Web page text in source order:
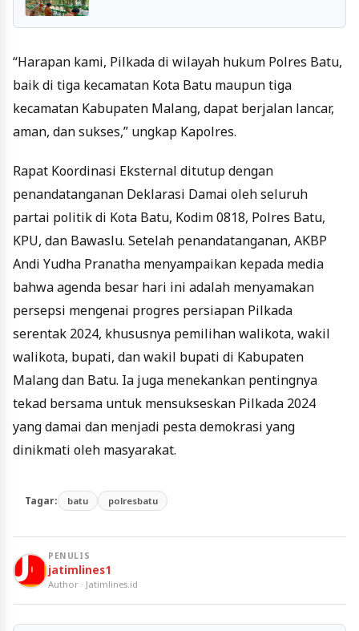
“Harapan kami, Pilkada di wilayah hukum Polres Batu,
baik di tiga kecamatan Kota Batu maupun tiga
kecamatan Kabupaten Malang, dapat berjalan lancar,
aman, dan sukses,” ungkap Kapolres.
Rapat Koordinasi Eksternal ditutup dengan
penandatanganan Deklarasi Damai oleh seluruh
partai politik di Kota Batu, Kodim 0818, Polres Batu,
KPU, dan Bawaslu. Setelah penandatanganan, AKBP
Andi Yudha Pranatha menyampaikan kepada media
bahwa agenda besar hari ini adalah menyamakan
persepsi mengenai progres persiapan Pilkada
serentak 2024, khususnya pemilihan walikota, wakil
walikota, bupati, dan wakil bupati di Kabupaten
Malang dan Batu. Ia juga menekankan pentingnya
tekad bersama untuk mensukseskan Pilkada 2024
yang damai dan menjadi pesta demokrasi yang
dinikmati oleh masyarakat.
Tagar: batu polresbatu
PENULIS
jatimlines1
Author · Jatimlines.id